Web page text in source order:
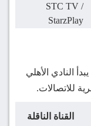
STC TV /
StarzPlay
النادي الأهلي
للاتصالات.
القناة الناقلة